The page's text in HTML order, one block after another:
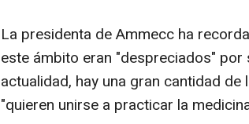
La presidenta de Ammecc ha
este ámbito eran "despreciados"
actualidad, hay una gran cantidad
"quieren unirse a practicar la